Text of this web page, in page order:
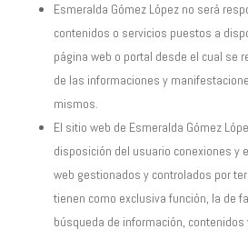
Esmeralda Gómez López no será
contenidos o servicios puestos a
página web o portal desde el cual se
de las informaciones y
mismos.
El sitio web de Esmeralda Gómez
disposición del usuario conexiones y
web gestionados y controlados por
tienen como exclusiva función, la de
búsqueda de información,